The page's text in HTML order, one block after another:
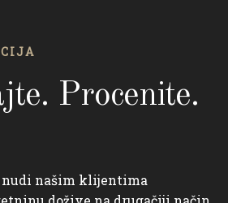
Procenite.
nudi našim klijentima